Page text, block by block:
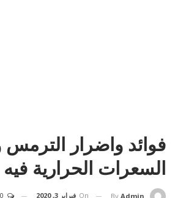
فوائد واضرار
السعرات الحرارية فيه
By Admin
On فبراير 3, 2020